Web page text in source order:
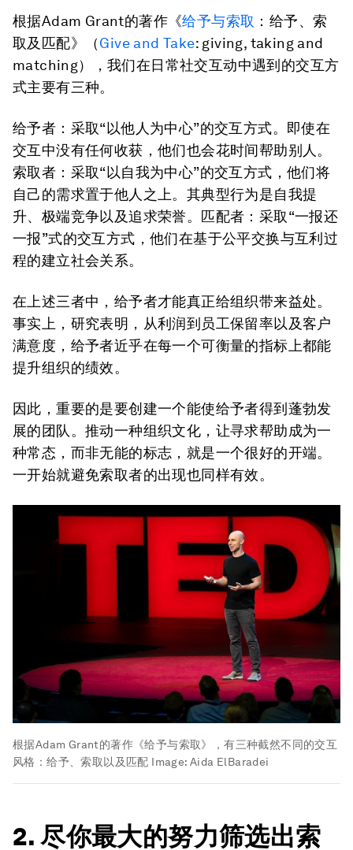
根据Adam Grant的著作《给予与索取 ：给予、索
取及匹配》（Give and Take: giving, taking and
matching），我们在日常社交互动中遇到的交互方
式主要有三种。
给予者 ： 采取“以他人为中心”的交互方式。即使在
交互中没有任何收获，他们也会花时间帮助别人。
索取者 ： 采取“以自我为中心”的交互方式，他们将
自己的需求置于他人之上。其典型行为是自我提
升、极端竞争以及追求荣誉。 匹配者 ： 采取“一报还
一报”式的交互方式，他们在基于公平交换与互利过
程的建立社会关系。
在上述三者中，给予者才能真正给组织带来益处。
事实上，研究表明，从利润到员工保留率以及客户
满意度，给予者近乎在每一个可衡量的指标上都能
提升组织的绩效。
因此，重要的是要创建一个能使给予者得到蓬勃发
展的团队。推动一种组织文化，让寻求帮助成为一
种常态，而非无能的标志，就是一个很好的开端。
一开始就避免索取者的出现也同样有效。
根据Adam Grant的著作《给予与索取》，有三种截然不同的交互
风格：给予、索取以及匹配 Image:Aida ElBaradei
2. 尽你最大的努力筛选出索